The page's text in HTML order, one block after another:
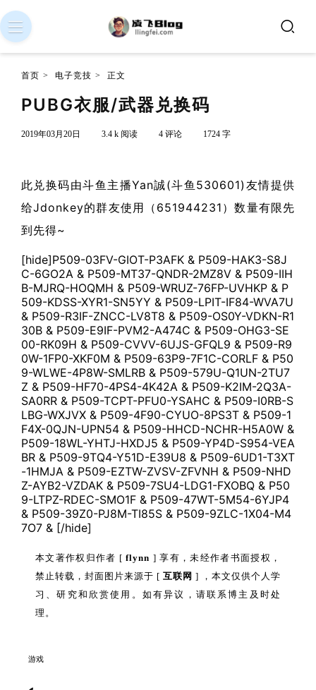
首页 > 电子竞技 > 正文
PUBG衣服/武器兑换码
2019年03月20日 3.4 k 阅读 4 评论 1724 字
此兑换码由斗鱼主播Yan誠(斗鱼530601)友情提供
给Jdonkey的群友使用（651944231）数量有限先
到先得~
[hide]P509-03FV-GIOT-P3AFK & P509-HAK3-S8J
C-6GO2A & P509-MT37-QNDR-2MZ8V & P509-IIH
B-MJRQ-HOQMH & P509-WRUZ-76FP-UVHKP & P
509-KDSS-XYR1-SN5YY & P509-LPIT-IF84-WVA7U
& P509-R3IF-ZNCC-LV8T8 & P509-OS0Y-VDKN-R1
30B & P509-E9IF-PVM2-A474C & P509-OHG3-SE
00-RK09H & P509-CVVV-6UJS-GFQL9 & P509-R9
0W-1FP0-XKF0M & P509-63P9-7F1C-CORLF & P50
9-WLWE-4P8W-SMLRB & P509-579U-Q1UN-2TU7
Z & P509-HF70-4PS4-4K42A & P509-K2IM-2Q3A-
SA0RR & P509-TCPT-PFU0-YSAHC & P509-I0RB-S
LBG-WXJVX & P509-4F90-CYUO-8PS3T & P509-1
F4X-0QJN-UPN54 & P509-HHCD-NCHR-H5A0W &
P509-18WL-YHTJ-HXDJ5 & P509-YP4D-S954-VEA
BR & P509-9TQ4-Y51D-E39U8 & P509-6UD1-T3XT
-1HMJA & P509-EZTW-ZVSV-ZFVNH & P509-NHD
Z-AYB2-VZDAK & P509-7SU4-LDG1-FXOBQ & P50
9-LTPZ-RDEC-SMO1F & P509-47WT-5M54-6YJP4
& P509-39Z0-PJ8M-TI85S & P509-9ZLC-1X04-M4
7O7 & [/hide]
本文著作权归作者 [flynn ] 享有，未经作者书面授权，
禁止转载，封面图片来源于 [ 互联网 ] ，本文仅供个人学
习、研究和欣赏使用。如有异议，请联系博主及时处
理。
游戏